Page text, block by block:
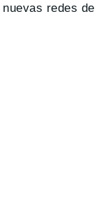
redes de